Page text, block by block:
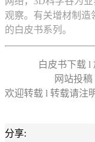
观察。有关增材制造
的白皮书系列。
白皮书下载 l
网站投稿
欢迎转载 l 转载请注
分享: